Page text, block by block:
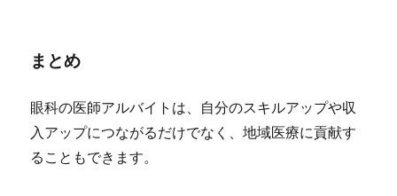
まとめ
眼科の医師アルバイトは、自分のスキルアップや収
入アップにつながるだけでなく、地域医療に貢献す
ることもできます。